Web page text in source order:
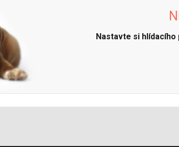
Nastavte si hlídacího